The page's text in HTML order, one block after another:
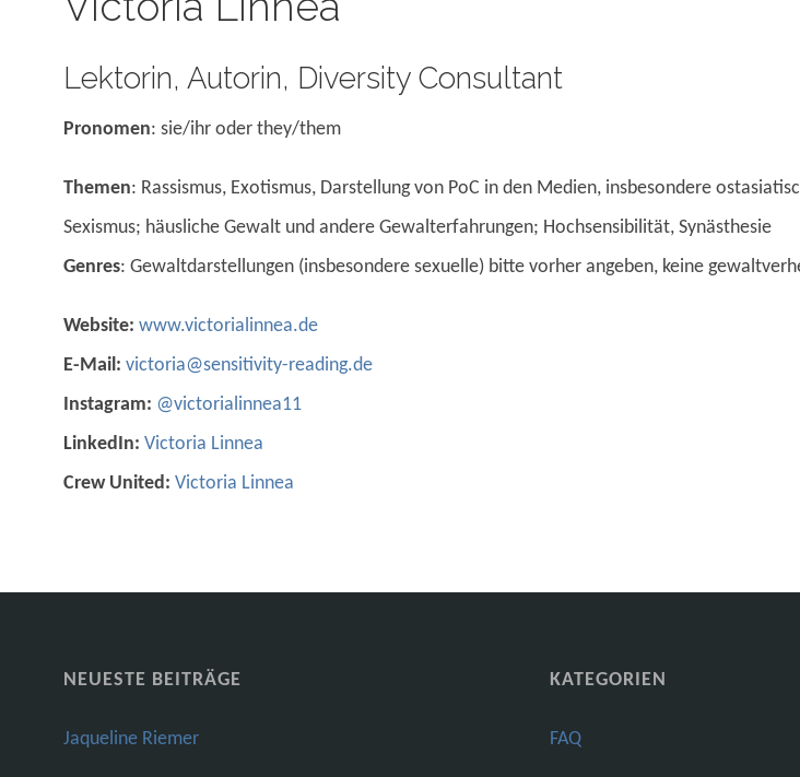
Lektorin, Autorin, Diversity Consultant
Pronomen: sie/ihr oder they/them
Themen: Rassismus, Exotismus, Darstellung von PoC in den Medien, insbesondere
Sexismus; häusliche Gewalt und andere Gewalterfahrungen; Hochsensibilität, Synästhesie
Genres: Gewaltdarstellungen (insbesondere sexuelle) bitte vorher angeben, keine
Website: www.victorialinnea.de
E-Mail: victoria@sensitivity-reading.de
Instagram: @victorialinnea11
LinkedIn: Victoria Linnea
Crew United: Victoria Linnea
NEUESTE BEITRÄGE
Jaqueline Riemer
KATEGORIEN
FAQ